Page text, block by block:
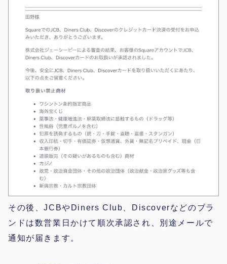
その後、JCBやDiners Club、Discoverなどのブラ
ンドは数営業日かけて順次承認され、別途メールで
通知が届きます。